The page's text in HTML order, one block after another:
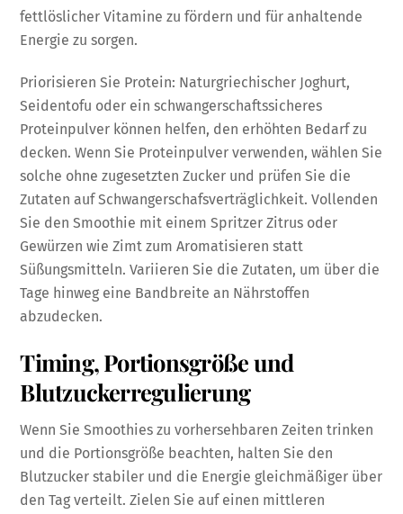
fettlöslicher Vitamine zu fördern und für anhaltende
Energie zu sorgen.
Priorisieren Sie Protein: Naturgriechischer Joghurt,
Seidentofu oder ein schwangerschaftssicheres
Proteinpulver können helfen, den erhöhten Bedarf zu
decken. Wenn Sie Proteinpulver verwenden, wählen Sie
solche ohne zugesetzten Zucker und prüfen Sie die
Zutaten auf Schwangerschafsverträglichkeit. Vollenden
Sie den Smoothie mit einem Spritzer Zitrus oder
Gewürzen wie Zimt zum Aromatisieren statt
Süßungsmitteln. Variieren Sie die Zutaten, um über die
Tage hinweg eine Bandbreite an Nährstoffen
abzudecken.
Timing, Portionsgröße und
Blutzuckerregulierung
Wenn Sie Smoothies zu vorhersehbaren Zeiten trinken
und die Portionsgröße beachten, halten Sie den
Blutzucker stabiler und die Energie gleichmäßiger über
den Tag verteilt. Zielen Sie auf einen mittleren